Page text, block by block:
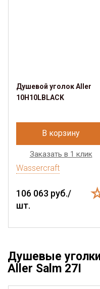
Душевой уголок Aller
10H10LBLACK
В корзину
Заказать в 1 клик
Wassercraft
106 063 руб./
шт.
Душевые
Aller Salm 27I